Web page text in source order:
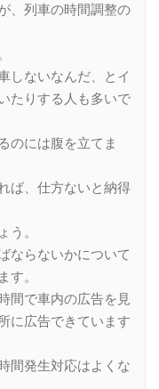
、列車の時間調整の
しないなんだ、とイ
たりする人も多いで
のには腹を立てま
ば、仕方ないと納得
う。
ならないかについて
す。
間で車内の広告を見
に広告できています
間発生対応はよくな